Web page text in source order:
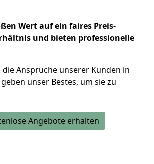
Wert auf ein faires Preis-
und bieten professionelle
Ansprüche unserer Kunden in
unser Bestes, um sie zu
Angebote erhalten